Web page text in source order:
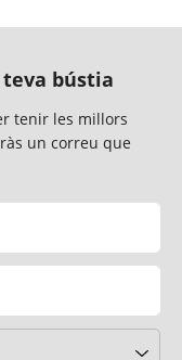
teva bústia
tenir les millors
un correu que